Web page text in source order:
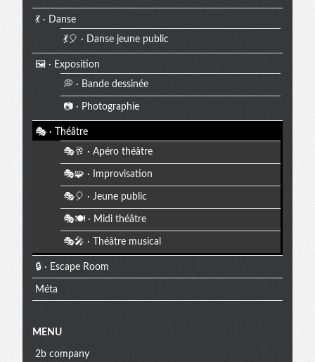
💃 · Danse
💃🎈 · Danse jeune public
🖼️ · Exposition
💭 · Bande dessinée
📷 · Photographie
🎭 · Théâtre
🎭🥂 · Apéro théâtre
🎭🧩 · Improvisation
🎭🎈 · Jeune public
🎭🍽️ · Midi théâtre
🎭🎤 · Théâtre musical
🔒 · Escape Room
Méta
MENU
2b company